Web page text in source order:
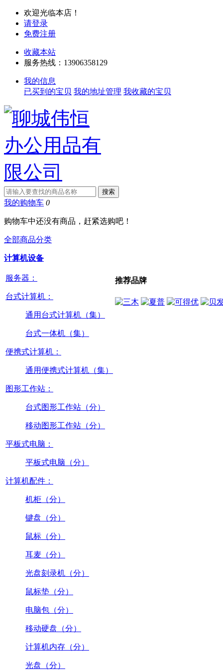
欢迎光临本店！
请登录
免费注册
收藏本站
服务热线：13906358129
我的信息
已买到的宝贝 我的地址管理 我收藏的宝贝
我的购物车 0
购物车中还没有商品，赶紧选购吧！
全部商品分类
计算机设备
服务器：
台式计算机：
通用台式计算机（集）
台式一体机（集）
便携式计算机：
通用便携式计算机（集）
图形工作站：
台式图形工作站（分）
移动图形工作站（分）
平板式电脑：
平板式电脑（分）
计算机配件：
机柜（分）
键盘（分）
鼠标（分）
耳麦（分）
光盘刻录机（分）
鼠标垫（分）
电脑包（分）
移动硬盘（分）
计算机内存（分）
光盘（分）
推荐品牌